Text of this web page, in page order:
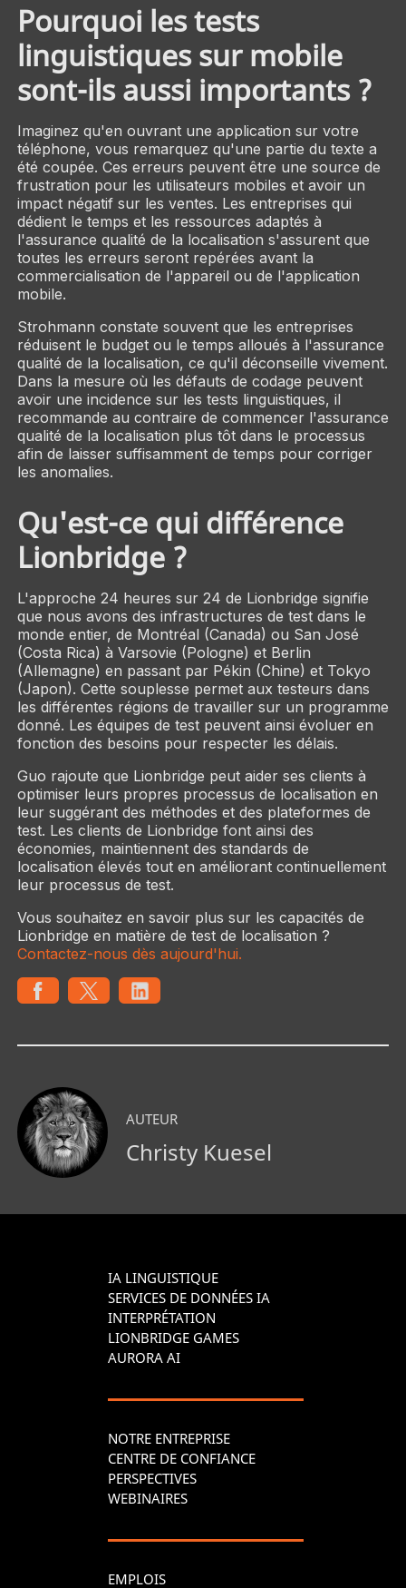
Pourquoi les tests
linguistiques sur mobile
sont-ils aussi importants ?
Imaginez qu'en ouvrant une application sur votre
téléphone, vous remarquez qu'une partie du texte a
été coupée. Ces erreurs peuvent être une source de
frustration pour les utilisateurs mobiles et avoir un
impact négatif sur les ventes. Les entreprises qui
dédient le temps et les ressources adaptés à
l'assurance qualité de la localisation s'assurent que
toutes les erreurs seront repérées avant la
commercialisation de l'appareil ou de l'application
mobile.
Strohmann constate souvent que les entreprises
réduisent le budget ou le temps alloués à l'assurance
qualité de la localisation, ce qu'il déconseille vivement.
Dans la mesure où les défauts de codage peuvent
avoir une incidence sur les tests linguistiques, il
recommande au contraire de commencer l'assurance
qualité de la localisation plus tôt dans le processus
afin de laisser suffisamment de temps pour corriger
les anomalies.
Qu'est-ce qui différence
Lionbridge ?
L'approche 24 heures sur 24 de Lionbridge signifie
que nous avons des infrastructures de test dans le
monde entier, de Montréal (Canada) ou San José
(Costa Rica) à Varsovie (Pologne) et Berlin
(Allemagne) en passant par Pékin (Chine) et Tokyo
(Japon). Cette souplesse permet aux testeurs dans
les différentes régions de travailler sur un programme
donné. Les équipes de test peuvent ainsi évoluer en
fonction des besoins pour respecter les délais.
Guo rajoute que Lionbridge peut aider ses clients à
optimiser leurs propres processus de localisation en
leur suggérant des méthodes et des plateformes de
test. Les clients de Lionbridge font ainsi des
économies, maintiennent des standards de
localisation élevés tout en améliorant continuellement
leur processus de test.
Vous souhaitez en savoir plus sur les capacités de
Lionbridge en matière de test de localisation ?
Contactez-nous dès aujourd'hui.
AUTEUR
Christy Kuesel
IA LINGUISTIQUE
SERVICES DE DONNÉES IA
INTERPRÉTATION
LIONBRIDGE GAMES
AURORA AI
NOTRE ENTREPRISE
CENTRE DE CONFIANCE
PERSPECTIVES
WEBINAIRES
EMPLOIS